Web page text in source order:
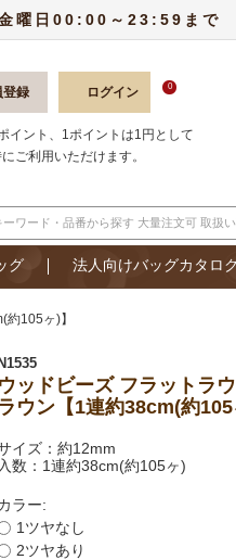
金曜日00:00～23:59まで
登録 ログイン 0
イント、1ポイントは1円として
ご利用いただけます。
グ 法人向けバッグカタロ
105ヶ)】
N1535
ウッドビーズ フラットラ
ラウン【1連約38cm(約105
イズ：約12mm
入数：1連約38cm(約105ヶ)
ラー:
1ツヤなし
2ツヤあり